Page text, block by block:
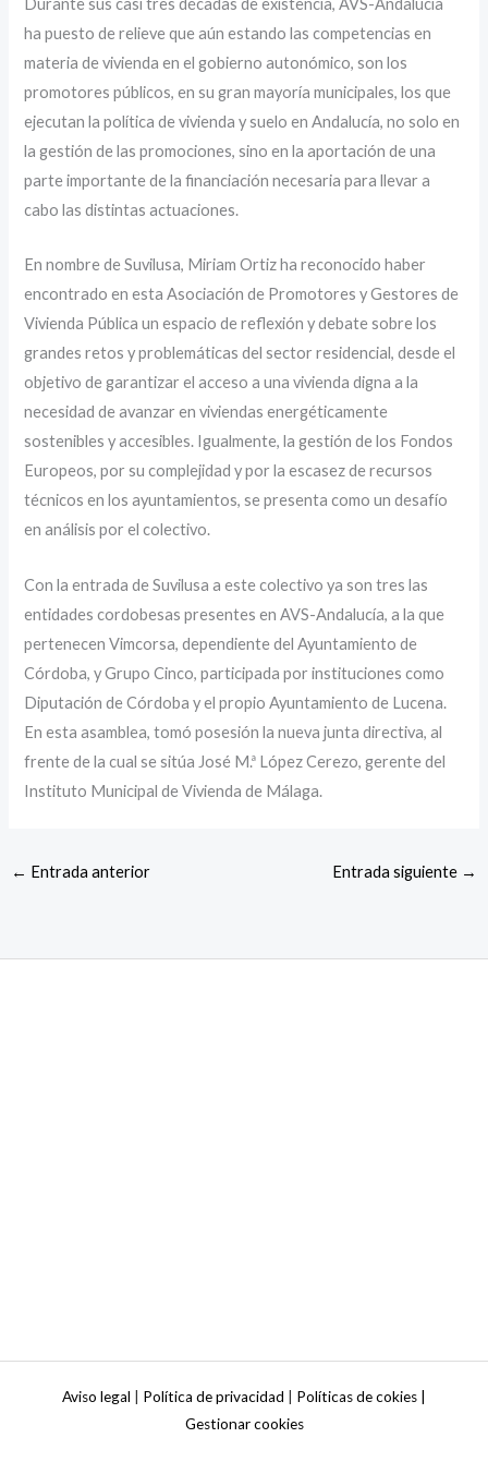
ha puesto de relieve que aún estando las competencias en
materia de vivienda en el gobierno autonómico, son los
promotores públicos, en su gran mayoría municipales, los que
ejecutan la política de vivienda y suelo en Andalucía, no solo en
la gestión de las promociones, sino en la aportación de una
parte importante de la financiación necesaria para llevar a
cabo las distintas actuaciones.
En nombre de Suvilusa, Miriam Ortiz ha reconocido haber
encontrado en esta Asociación de Promotores y Gestores de
Vivienda Pública un espacio de reflexión y debate sobre los
grandes retos y problemáticas del sector residencial, desde el
objetivo de garantizar el acceso a una vivienda digna a la
necesidad de avanzar en viviendas energéticamente
sostenibles y accesibles. Igualmente, la gestión de los Fondos
Europeos, por su complejidad y por la escasez de recursos
técnicos en los ayuntamientos, se presenta como un desafío
en análisis por el colectivo.
Con la entrada de Suvilusa a este colectivo ya son tres las
entidades cordobesas presentes en AVS-Andalucía, a la que
pertenecen Vimcorsa, dependiente del Ayuntamiento de
Córdoba, y Grupo Cinco, participada por instituciones como
Diputación de Córdoba y el propio Ayuntamiento de Lucena.
En esta asamblea, tomó posesión la nueva junta directiva, al
frente de la cual se sitúa José M.ª López Cerezo, gerente del
Instituto Municipal de Vivienda de Málaga.
← Entrada anterior Entrada siguiente →
Aviso legal Política de privacidad
Políticas de cokies |
Gestionar cookies